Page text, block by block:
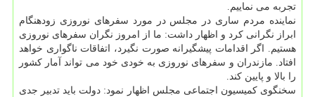
تجربه می نماییم.
نماینده مردم ساری در مجلس در مورد سفرهای نوروزی زودهنگام
ابراز نگرانی کرد و اظهار داشت: ما از امروز نگران سفرهای نوروزی
هستیم. اگر اقدامات پیشگیرانه صورت نگیرد، اتفاقات ناگواری خواهد
افتاد. مازندران و سفرهای نوروزی به خودی خود می تواند آمار کشور
را بالا و پایین کند.
سخنگوی کمیسیون اجتماعی مجلس اظهار نمود: دولت باید تدبیر جدی